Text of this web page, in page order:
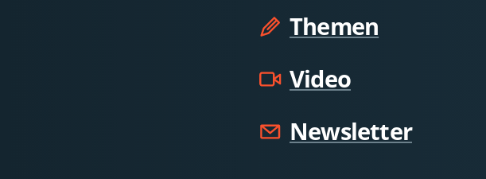
Themen
Video
Newsletter